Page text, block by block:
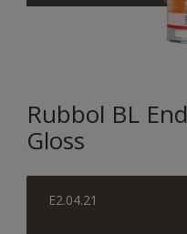
Rubbol BL
Gloss
E2.04.21